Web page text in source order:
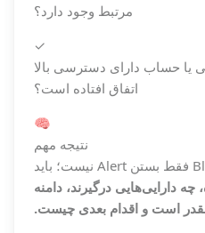
مرتبط وجود دارد؟
✓
یا حساب دارای دسترسی بالا
اتفاق افتاده است؟
🧠
نتیجه مهم
وظیفه تحلیلگر Blue Team فقط بستن Alert نیست؛ باید
چه دارایی‌هایی درگیرند، دامنه
است و اقدام بعدی چیست.